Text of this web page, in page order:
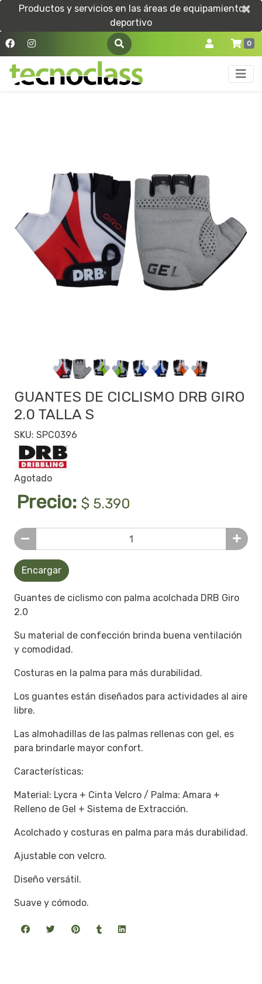
Productos y servicios en las áreas de equipamiento
deportivo
×
×
0
GUANTES DE CICLISMO DRB GIRO
2.0 TALLA S
SKU: SPC0396
Agotado
Precio: $ 5.390
Encargar
Guantes de ciclismo con palma acolchada DRB Giro
2.0
Su material de confección brinda buena ventilación
y comodidad.
Costuras en la palma para más durabilidad.
Los guantes están diseñados para actividades al aire
libre.
Las almohadillas de las palmas rellenas con gel, es
para brindarle mayor confort.
Características:
Material: Lycra + Cinta Velcro / Palma: Amara +
Relleno de Gel + Sistema de Extracción.
Acolchado y costuras en palma para más durabilidad.
Ajustable con velcro.
Diseño versátil.
Suave y cómodo.